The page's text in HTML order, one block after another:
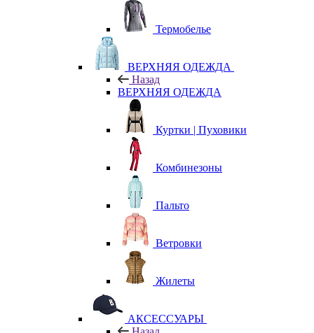
Термобелье
ВЕРХНЯЯ ОДЕЖДА
Назад
ВЕРХНЯЯ ОДЕЖДА
Куртки | Пуховики
Комбинезоны
Пальто
Ветровки
Жилеты
АКСЕССУАРЫ